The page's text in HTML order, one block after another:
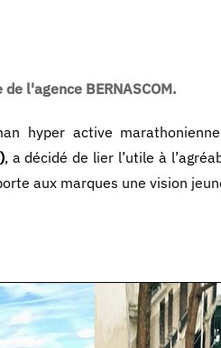
l'agence BERNASCOM.
hyper active
, a décidé de lier l’utile à
aux marques une vision